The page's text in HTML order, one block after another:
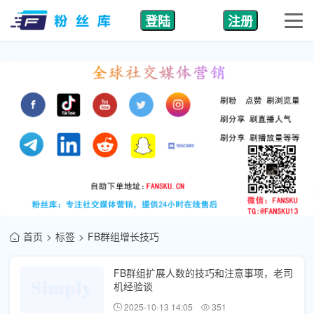
登陆 注册
首页 标签 FB群组增长技巧
FB群组扩展人数的技巧和注意事项，老司
机经验谈
2025-10-13 14:05 351